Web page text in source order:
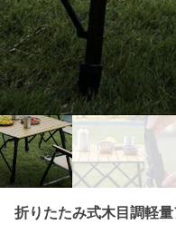
折りたたみ式木目調軽